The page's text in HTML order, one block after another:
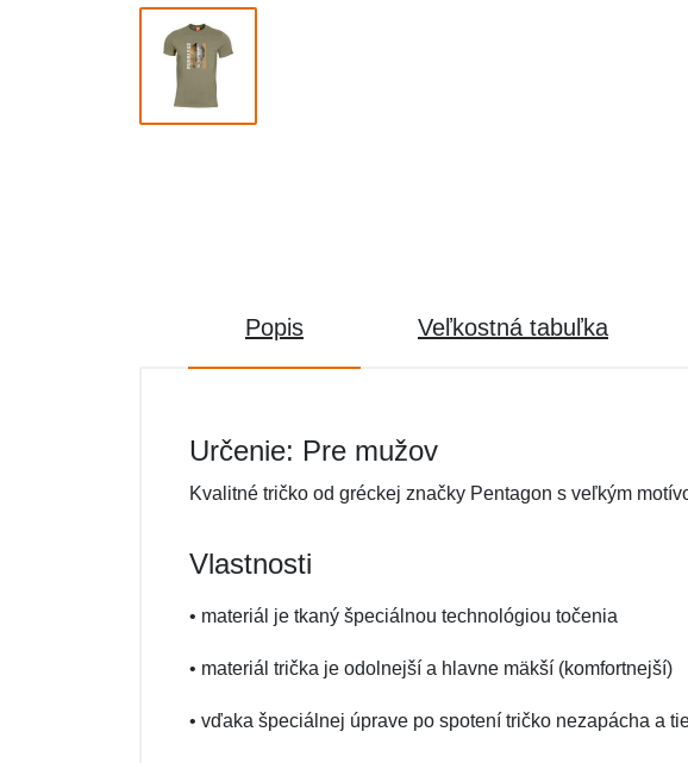
Popis Veľkostná tabuľka
Určenie: Pre mužov
Kvalitné tričko od gréckej značky Pentagon s veľkým
Vlastnosti
• materiál je tkaný špeciálnou technológiou točenia
• materiál trička je odolnejší a hlavne mäkší (komfortnejší)
• vďaka špeciálnej úprave po spotení tričko nezapácha a